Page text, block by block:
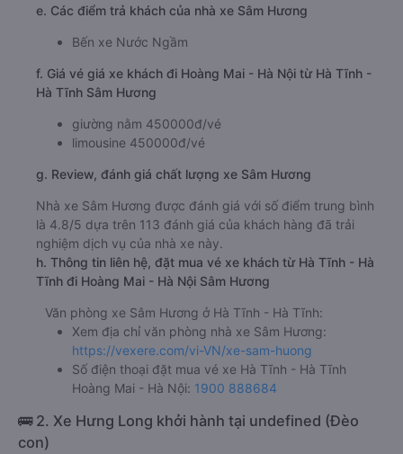
e. Các điểm trả khách của nhà xe Sâm Hương
Bến xe Nước Ngầm
f. Giá vé giá xe khách đi Hoàng Mai - Hà Nội từ Hà Tĩnh -
Hà Tĩnh Sâm Hương
giường nằm 450000đ/vé
limousine 450000đ/vé
g. Review, đánh giá chất lượng xe Sâm Hương
Nhà xe Sâm Hương được đánh giá với số điểm trung bình
là 4.8/5 dựa trên 113 đánh giá của khách hàng đã trải
nghiệm dịch vụ của nhà xe này.
h. Thông tin liên hệ, đặt mua vé xe khách từ Hà Tĩnh - Hà
Tĩnh đi Hoàng Mai - Hà Nội Sâm Hương
Văn phòng xe Sâm Hương ở Hà Tĩnh - Hà Tĩnh:
Xem địa chỉ văn phòng nhà xe Sâm Hương:
https://vexere.com/vi-VN/xe-sam-huong
Số điện thoại đặt mua vé xe Hà Tĩnh - Hà Tĩnh
Hoàng Mai - Hà Nội: 1900 888684
🚌 2. Xe Hưng Long khởi hành tại undefined (Đèo
con)